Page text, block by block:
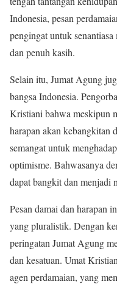
Indonesia, pesan
pengingat untuk
dan penuh kasih.
Selain itu, Jumat Agung
bangsa Indonesia.
Kristiani bahwa meskipun
harapan akan kebangkitan
semangat untuk
optimisme. Bahwasanya
dapat bangkit dan menjadi
Pesan damai dan harapan
yang pluralistik. Dengan
peringatan Jumat Agung
dan kesatuan. Umat
agen perdamaian, yang